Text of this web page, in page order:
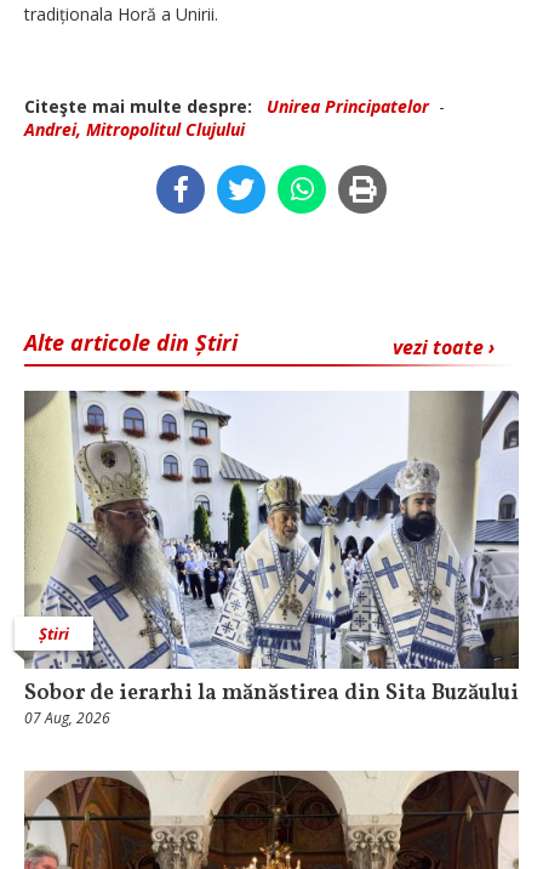
tradiționala Horă a Unirii.
Citeşte mai multe despre: Unirea Principatelor-
Andrei, Mitropolitul Clujului
vezi toate ›
Alte articole din Știri
Știri
Sobor de ierarhi la mănăstirea din Sita Buzăului
07 Aug, 2026